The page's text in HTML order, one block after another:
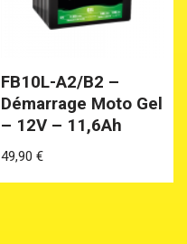
FB10L-A2/B2 –
Démarrage Moto Gel
– 12V – 11,6Ah
49,90€